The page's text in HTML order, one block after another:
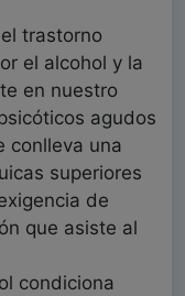
trastorno
el alcohol y la
en nuestro
agudos
conlleva una
superiores
de
que asiste al
condiciona